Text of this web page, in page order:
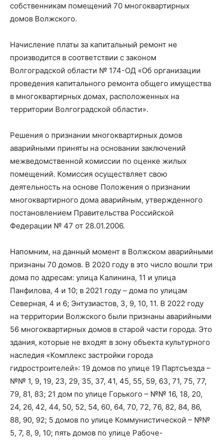
собственникам помещений 70 многоквартирных
домов Волжского.
Начисление платы за капитальный ремонт не
производится в соответствии с законом
Волгоградской области № 174-ОД «Об организации
проведения капитального ремонта общего имущества
в многоквартирных домах, расположенных на
территории Волгоградской области».
Решения о признании многоквартирных домов
аварийными приняты на основании заключений
межведомственной комиссии по оценке жилых
помещений. Комиссия осуществляет свою
деятельность на основе Положения о признании
многоквартирного дома аварийным, утвержденного
постановлением Правительства Российской
Федерации № 47 от 28.01.2006.
Напомним, на данный момент в Волжском аварийными
признаны 70 домов. В 2020 году в это число вошли три
дома по адресам: улица Калинина, 11 и улица
Панфилова, 4 и 10; в 2021 году – дома по улицам
Северная, 4 и 6; Энтузиастов, 3, 9, 10, 11. В 2022 году
на территории Волжского были признаны аварийными
56 многоквартирных домов в старой части города. Это
здания, которые не входят в зону объекта культурного
наследия «Комплекс застройки города
гидростроителей»: 19 домов по улице 19 Партсъезда –
№№ 1, 9, 19, 23, 29, 35, 37, 41, 45, 55, 59, 63, 71, 75, 77,
79, 81, 83; 21 дом по улице Горького – №№ 16, 18, 20,
24, 26, 42, 44, 50, 52, 54, 60, 64, 70, 72, 76, 82, 84, 86,
88, 90, 92; 5 домов по улице Коммунистической – №№
5, 7, 8, 9, 10; пять домов по улице Рабоче-